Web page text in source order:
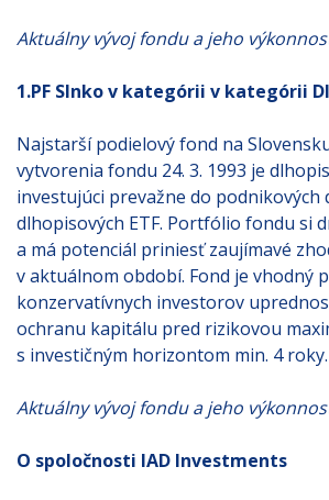
Aktuálny vývoj fondu a jeho
1.PF Slnko v kategórii v kategórii
Najstarší podielový fond na
vytvorenia fondu 24. 3. 1993 je
investujúci prevažne do podnikových
dlhopisových ETF. Portfólio fondu si
a má potenciál priniesť zaujímavé
v aktuálnom období. Fond je vhodný
konzervatívnych investorov
ochranu kapitálu pred rizikovou
s investičným horizontom min. 4 roky.
Aktuálny vývoj fondu a jeho
O spoločnosti IAD Investments